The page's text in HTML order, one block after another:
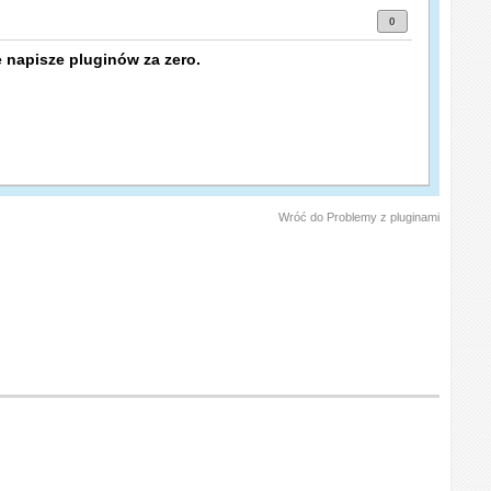
0
napisze pluginów za zero.
Wróć do Problemy z pluginami